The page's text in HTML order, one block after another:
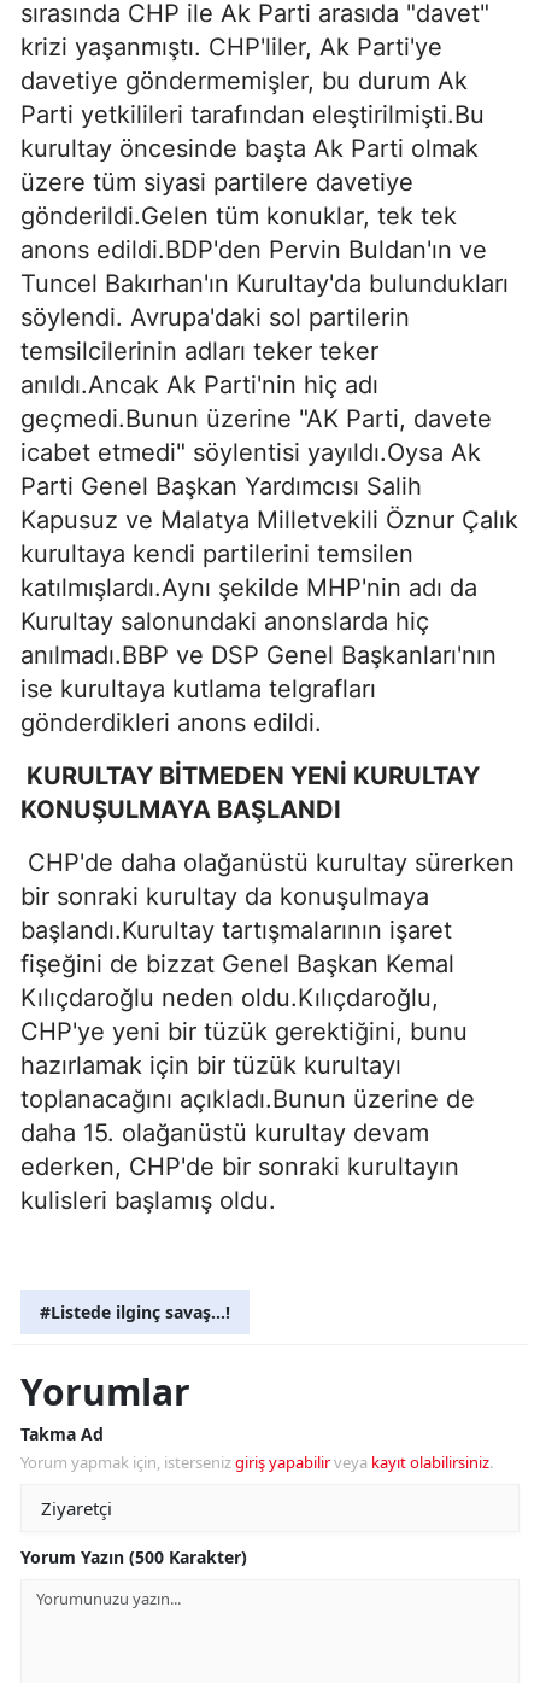
sırasında CHP ile Ak Parti arasıda "davet"
krizi yaşanmıştı. CHP'liler, Ak Parti'ye
davetiye göndermemişler, bu durum Ak
Parti yetkilileri tarafından eleştirilmişti.Bu
kurultay öncesinde başta Ak Parti olmak
üzere tüm siyasi partilere davetiye
gönderildi.Gelen tüm konuklar, tek tek
anons edildi.BDP'den Pervin Buldan'ın ve
Tuncel Bakırhan'ın Kurultay'da bulundukları
söylendi. Avrupa'daki sol partilerin
temsilcilerinin adları teker teker
anıldı.Ancak Ak Parti'nin hiç adı
geçmedi.Bunun üzerine "AK Parti, davete
icabet etmedi" söylentisi yayıldı.Oysa Ak
Parti Genel Başkan Yardımcısı Salih
Kapusuz ve Malatya Milletvekili Öznur Çalık
kurultaya kendi partilerini temsilen
katılmışlardı.Aynı şekilde MHP'nin adı da
Kurultay salonundaki anonslarda hiç
anılmadı.BBP ve DSP Genel Başkanları'nın
ise kurultaya kutlama telgrafları
gönderdikleri anons edildi.
KURULTAY BİTMEDEN YENİ KURULTAY
KONUŞULMAYA BAŞLANDI
CHP'de daha olağanüstü kurultay sürerken
bir sonraki kurultay da konuşulmaya
başlandı.Kurultay tartışmalarının işaret
fişeğini de bizzat Genel Başkan Kemal
Kılıçdaroğlu neden oldu.Kılıçdaroğlu,
CHP'ye yeni bir tüzük gerektiğini, bunu
hazırlamak için bir tüzük kurultayı
toplanacağını açıkladı.Bunun üzerine de
daha 15. olağanüstü kurultay devam
ederken, CHP'de bir sonraki kurultayın
kulisleri başlamış oldu.
#Listede ilginç savaş...!
Yorumlar
Takma Ad
Yorum yapmak için, istersenizgiriş yapabilirveya kayıt olabilirsiniz.
Yorum Yazın (500 Karakter)